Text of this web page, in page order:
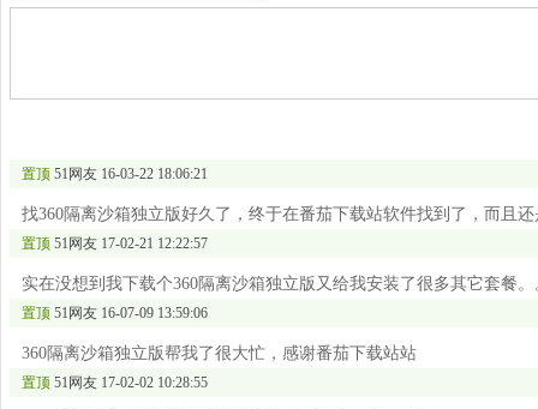
置顶 51网友 16-03-22 18:06:21
找360隔离沙箱独立版好久了，终于在番茄下载站软件找到了，而且
置顶 51网友 17-02-21 12:22:57
实在没想到我下载个360隔离沙箱独立版又给我安装了很多其它套餐
置顶 51网友 16-07-09 13:59:06
360隔离沙箱独立版帮我了很大忙，感谢番茄下载站站
置顶 51网友 17-02-02 10:28:55